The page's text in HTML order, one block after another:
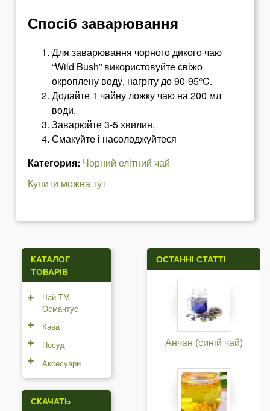
Спосіб заварювання
Для заварювання чорного дикого чаю
“Wild Bush” використовуйте свіжо
окроплену воду, нагріту до 90-95°C.
Додайте 1 чайну ложку чаю на 200 мл
води.
Заварюйте 3-5 хвилин.
Смакуйте і насолоджуйтеся
Категория: Чорний елітний чай
Купити можна тут
КАТАЛОГ
ТОВАРІВ
Чай ТМ
Османтус
Кава
Посуд
Аксесуари
СКАЧАТЬ
ОСТАННІ СТАТТІ
Анчан (синій чай)